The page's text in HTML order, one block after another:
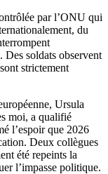
par l’ONU qui
du
Des soldats observent
strictement
Ursula
moi, a qualifié
l’espoir que 2026
Deux collègues
été repeints la
l’impasse politique.